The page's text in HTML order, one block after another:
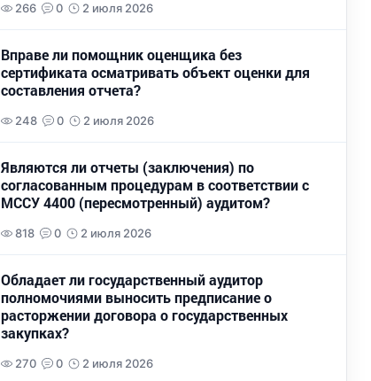
266 0 2 июля 2026
Вправе ли помощник оценщика без
сертификата осматривать объект оценки для
составления отчета?
248 0 2 июля 2026
Являются ли отчеты (заключения) по
согласованным процедурам в соответствии с
МССУ 4400 (пересмотренный) аудитом?
818 0 2 июля 2026
Обладает ли государственный аудитор
полномочиями выносить предписание о
расторжении договора о государственных
закупках?
270 0 2 июля 2026